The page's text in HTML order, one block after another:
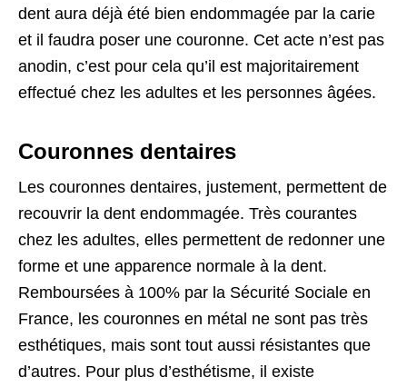
dent aura déjà été bien endommagée par la carie
et il faudra poser une couronne. Cet acte n’est pas
anodin, c’est pour cela qu’il est majoritairement
effectué chez les adultes et les personnes âgées.
Couronnes dentaires
Les couronnes dentaires, justement, permettent de
recouvrir la dent endommagée. Très courantes
chez les adultes, elles permettent de redonner une
forme et une apparence normale à la dent.
Remboursées à 100% par la Sécurité Sociale en
France, les couronnes en métal ne sont pas très
esthétiques, mais sont tout aussi résistantes que
d’autres. Pour plus d’esthétisme, il existe